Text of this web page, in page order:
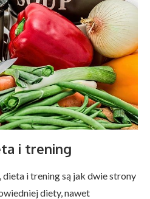
i trening
i trening są jak dwie strony
diety, nawet